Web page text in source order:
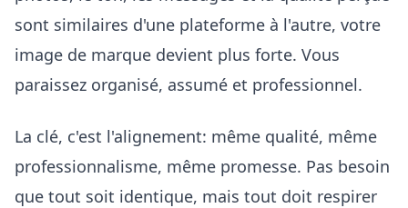
sont similaires d'une plateforme à l'autre, votre
image de marque devient plus forte. Vous
paraissez organisé, assumé et professionnel.
La clé, c'est l'alignement: même qualité, même
professionnalisme, même promesse. Pas besoin
que tout soit identique, mais tout doit respirer